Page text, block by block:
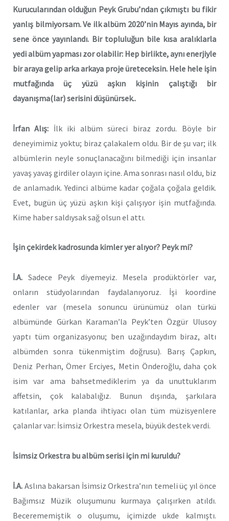
Kurucularından olduğun Peyk Grubu’ndan çıkmıştı bu fikir
yanlış bilmiyorsam. Ve ilk albüm 2020’nin Mayıs ayında, bir
sene önce yayınlandı. Bir topluluğun bile kısa aralıklarla
yedi albüm yapması zor olabilir: Hep birlikte, aynı enerjiyle
bir araya gelip arka arkaya proje üreteceksin. Hele hele işin
mutfağında üç yüzü aşkın kişinin çalıştığı bir
dayanışma(lar) serisini düşünürsek..
İrfan Alış: İlk iki albüm süreci biraz zordu. Böyle bir
deneyimimiz yoktu; biraz çalakalem oldu. Bir de şu var; ilk
albümlerin neyle sonuçlanacağını bilmediği için insanlar
yavaş yavaş girdiler olayın içine. Ama sonrası nasıl oldu, biz
de anlamadık. Yedinci albüme kadar çoğala çoğala geldik.
Evet, bugün üç yüzü aşkın kişi çalışıyor işin mutfağında.
Kime haber saldıysak sağ olsun el attı.
İşin çekirdek kadrosunda kimler yer alıyor? Peyk mi?
İ.A.Sadece Peyk diyemeyiz. Mesela prodüktörler var,
onların stüdyolarından faydalanıyoruz. İşi koordine
edenler var (mesela sonuncu ürünümüz olan türkü
albümünde Gürkan Karaman’la Peyk’ten Özgür Ulusoy
yaptı tüm organizasyonu; ben uzağındaydım biraz, altı
albümden sonra tükenmiştim doğrusu). Barış Çapkın,
Deniz Perhan, Ömer Erciyes, Metin Önderoğlu, daha çok
isim var ama bahsetmediklerim ya da unuttuklarım
affetsin, çok kalabalığız. Bunun dışında, şarkılara
katılanlar, arka planda ihtiyacı olan tüm müzisyenlere
çalanlar var: İsimsiz Orkestra mesela, büyük destek verdi.
İsimsiz Orkestra bu albüm serisi için mi kuruldu?
İ.A. Aslına bakarsan İsimsiz Orkestra’nın temeli üç yıl önce
Bağımsız Müzik oluşumunu kurmaya çalışırken atıldı.
Becerememiştik o oluşumu, içimizde ukde kalmıştı.